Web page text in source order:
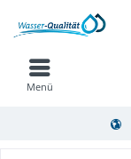
Menü